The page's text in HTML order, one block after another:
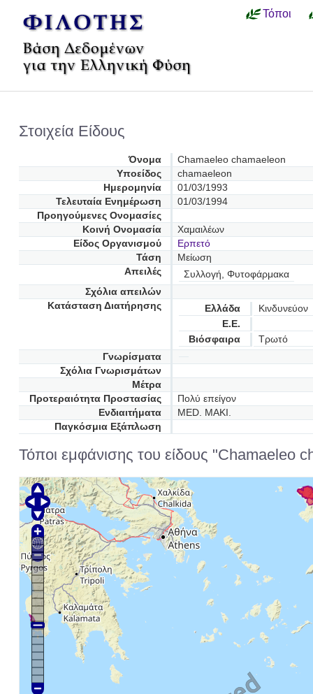
Τόποι
Στοιχεία Είδους
Όνομα
Chamaeleo chamaeleon
Υποείδος
chamaeleon
Ημερομηνία
01/03/1993
Τελευταία Ενημέρωση
01/03/1994
Προηγούμενες Oνομασίες
Κοινή Ονομασία
Χαμαιλέων
Είδος Οργανισμού
Ερπετό
Τάση
Μείωση
Απειλές
Συλλογή, Φυτοφάρμακα
Σχόλια απειλών
Κατάσταση Διατήρησης
Ελλάδα
Κινδυνεύον
Ε.Ε.
Βιόσφαιρα
Τρωτό
Γνωρίσματα
Σχόλια Γνωρισμάτων
Μέτρα
Προτεραιότητα Προστασίας
Πολύ επείγον
Ενδιαιτήματα
MED. MAKI.
Παγκόσμια Εξάπλωση
Τόποι εμφάνισης του είδους "Chamaeleo